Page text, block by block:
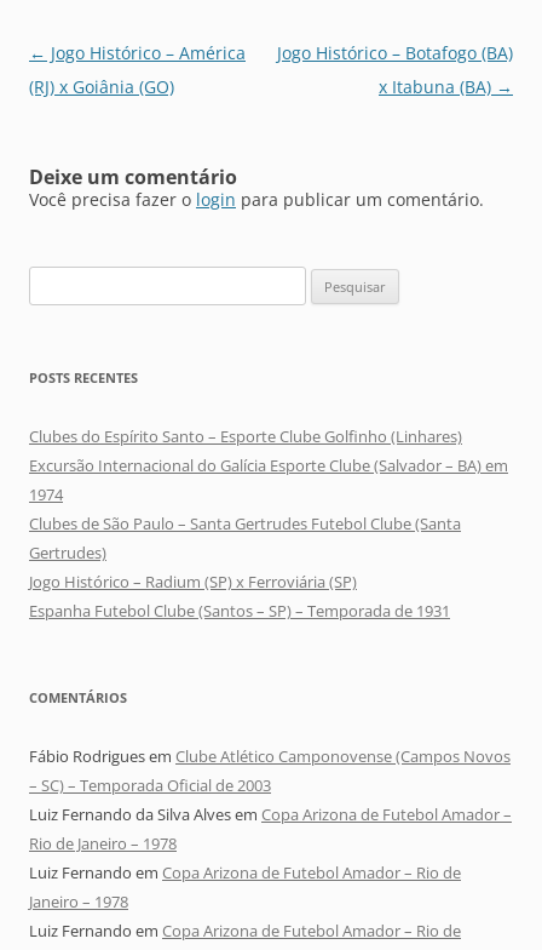
Navegação
de
← Jogo Histórico – América
(RJ) x Goiânia (GO)
Jogo Histórico – Botafogo (BA)
x Itabuna (BA) →
Deixe um comentário
Você precisa fazer o login para publicar um comentário.
por:
POSTS RECENTES
Clubes do Espírito Santo – Esporte Clube Golfinho (Linhares)
Excursão Internacional do Galícia Esporte Clube (Salvador – BA) em
1974
Clubes de São Paulo – Santa Gertrudes Futebol Clube (Santa
Gertrudes)
Jogo Histórico – Radium (SP) x Ferroviária (SP)
Espanha Futebol Clube (Santos – SP) – Temporada de 1931
COMENTÁRIOS
Fábio Rodriguesem Clube Atlético Camponovense (Campos Novos
– SC) – Temporada Oficial de 2003
Luiz Fernando da Silva Alvesem Copa Arizona de Futebol Amador –
Rio de Janeiro – 1978
Luiz Fernando em Copa Arizona de Futebol Amador – Rio de
Janeiro – 1978
Luiz Fernando em Copa Arizona de Futebol Amador – Rio de